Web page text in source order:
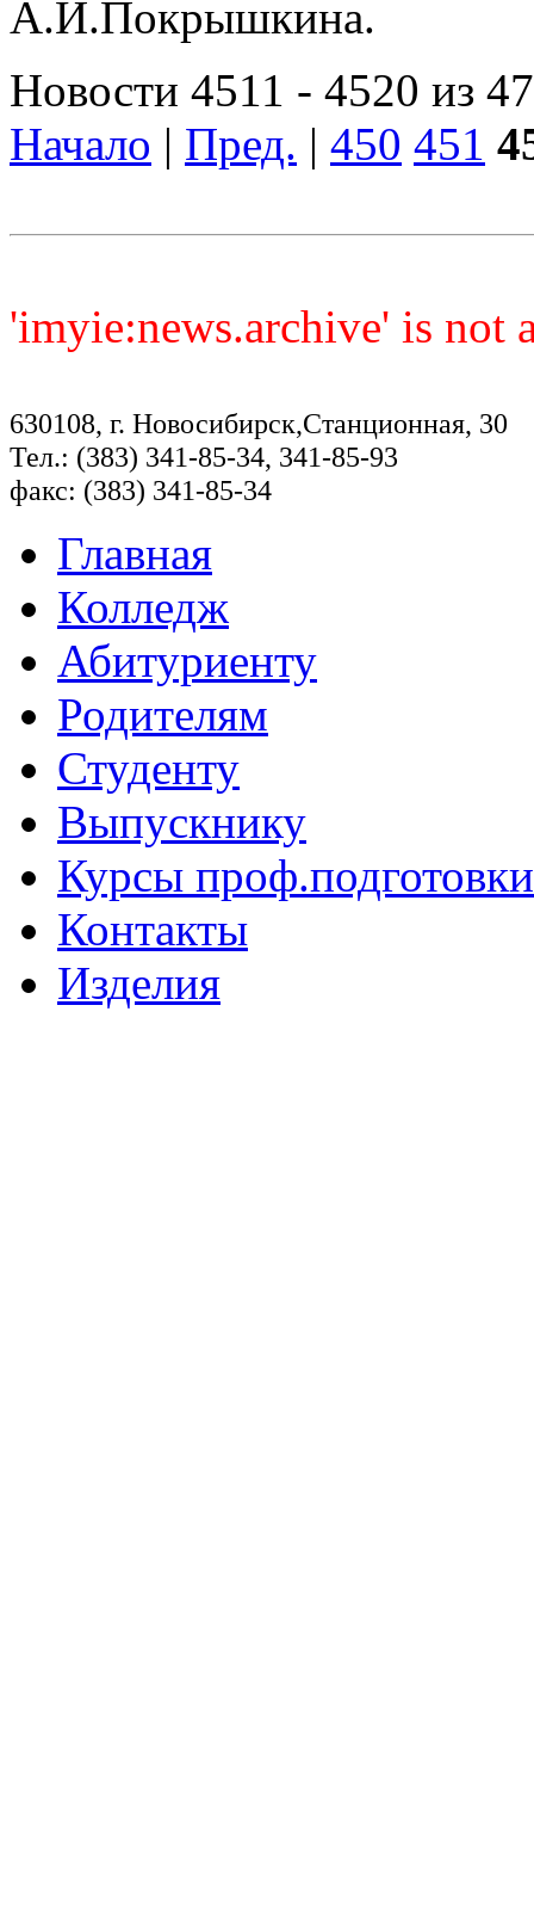
А.И.Покрышкина.
Новости 4511 - 4520 из
Начало | Пред. | 450 451
'imyie:news.archive' is not
630108, г. Новосибирск,Станционная, 30
Тел.: (383) 341-85-34, 341-85-93
факс: (383) 341-85-34
Главная
Колледж
Абитуриенту
Родителям
Студенту
Выпускнику
Курсы проф.подготовки
Контакты
Изделия